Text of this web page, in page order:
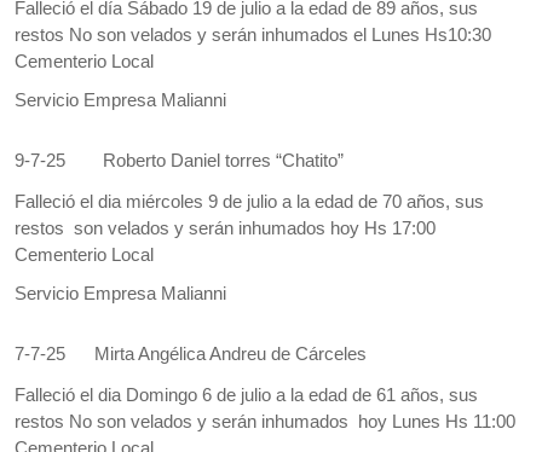
Falleció el día Sábado 19 de julio a la edad de 89 años, sus
restos No son velados y serán inhumados el Lunes Hs10:30
Cementerio Local
Servicio Empresa Malianni
9-7-25 Roberto Daniel torres “Chatito”
Falleció el dia miércoles 9 de julio a la edad de 70 años, sus
restos son velados y serán inhumados hoy Hs 17:00
Cementerio Local
Servicio Empresa Malianni
7-7-25 Mirta Angélica Andreu de Cárceles
Falleció el dia Domingo 6 de julio a la edad de 61 años, sus
restos No son velados y serán inhumados hoy Lunes Hs 11:00